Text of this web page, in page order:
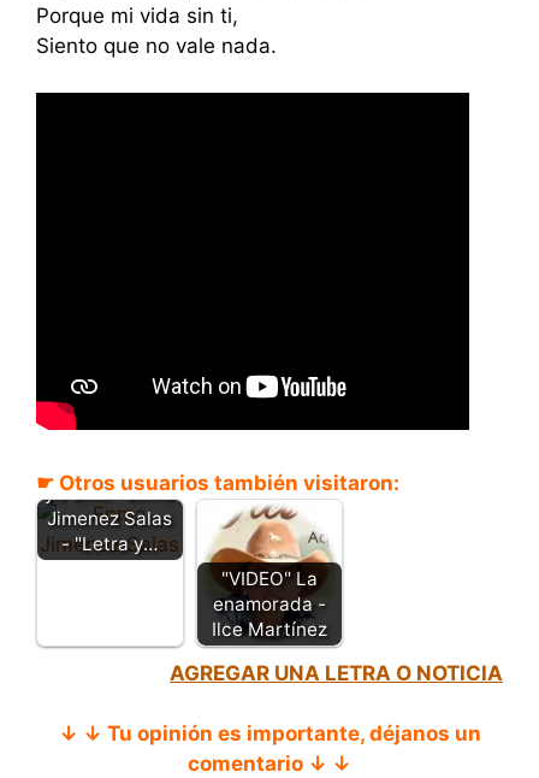
Porque mi vida sin ti,
Siento que no vale nada.
☛ Otros usuarios también visitaron:
yo amo - Enma
Jimenez Salas
- "Letra y…
"VIDEO" La
enamorada -
Ilce Martínez
AGREGAR UNA LETRA O NOTICIA
↓ ↓ Tu opinión es importante, déjanos un
comentario ↓ ↓